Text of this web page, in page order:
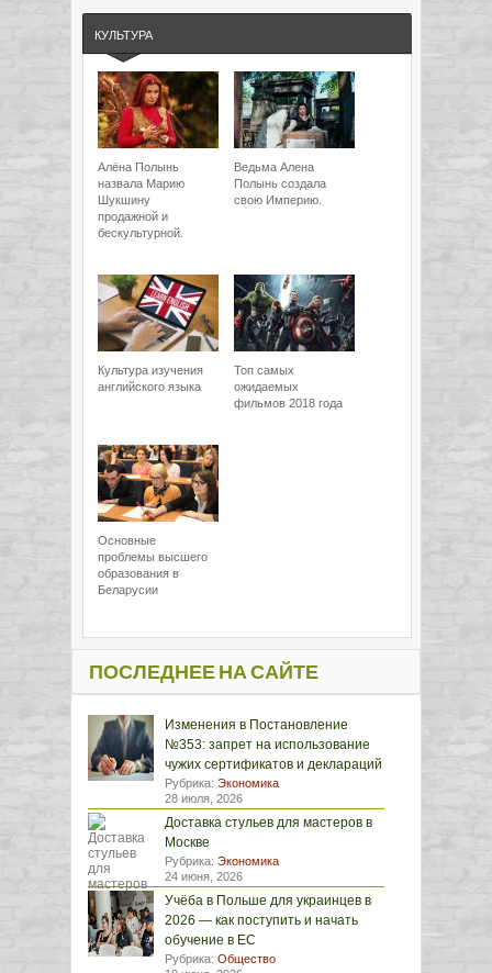
КУЛЬТУРА
Алёна Полынь
назвала Марию
Шукшину
продажной и
бескультурной.
Ведьма Алена
Полынь создала
свою Империю.
Культура изучения
английского языка
Топ самых
ожидаемых
фильмов 2018 года
Основные
проблемы высшего
образования в
Беларусии
ПОСЛЕДНЕЕ НА САЙТЕ
Изменения в Постановление
№353: запрет на использование
чужих сертификатов и деклараций
Рубрика: Экономика
28 июля, 2026
Доставка стульев для мастеров в
Москве
Рубрика: Экономика
24 июня, 2026
Учёба в Польше для украинцев в
2026 — как поступить и начать
обучение в ЕС
Рубрика: Общество